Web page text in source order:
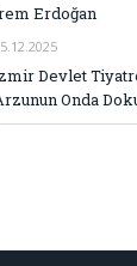
Erdoğan
Devlet
Onda